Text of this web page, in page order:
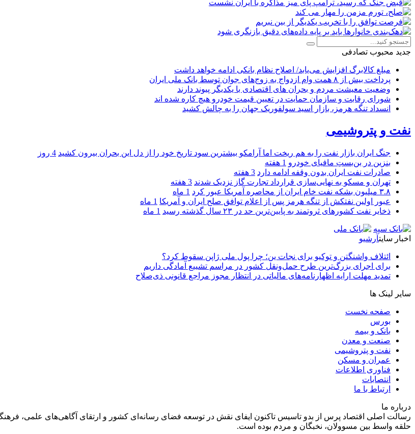
جدید محبوب تصادفی
مبلغ کالابرگ افزایش می‌یابد/ اصلاح نظام بانکی ادامه خواهد داشت
پرداخت بیش از ۸ همت وام ازدواج به زوج‌های جوان توسط بانک ملی ایران
وضعیت معیشت مردم و بحران های اقتصادی با یکدیگر پیوند دارند
شورای رقابت و سازمان حمایت در تعیین قیمت خودرو هیچ کاره شده اند
انسداد تنگه هرمز، بازار اسید سولفوریک جهان را به چالش کشید
نفت و پتروشیمی
جنگ ایران بازار نفت را به هم ریخت اما آرامکو بیشترین سود تاریخ خود را از دل این بحران بیرون کشید 4 روز
بنزین در بن‌بستِ مافیای خودرو 1 هفته
صادرات نفت ایران بدون وقفه ادامه دارد 3 هفته
تهران و مسکو به نهایی‌سازی قرارداد تجارت گاز نزدیک شدند 3 هفته
۳.۸ میلیون بشکه نفت خام ایران از محاصره آمریکا عبور کرد
1 ماه
عبور اولین نفتکش از تنگه هرمز پس از اعلام توافق صلح ایران و آمریکا 1 ماه
ذخایر نفت کشورهای ثروتمند به پایین‌ترین حد در ۲۳ سال گذشته رسید
1 ماه
اخبار سایتآرشیو
ائتلاف واشنگتن و توکیو برای نجات ین؛ چرا پول ملی ژاپن سقوط کرد؟
برای اجرای بزرگ‌ترین طرح حمل‌ونقل کشور در مراسم تشییع آمادگی داریم
تمدید مهلت ارایه اظهارنامه‌های مالیاتی در انتظار مجوز مراجع قانونی ذی‌‏صلاح
سایر لینک ها
صفحه نخست
بورس
بانک و بیمه
صنعت و معدن
نفت و پتروشیمی
عمران و مسکن
فناوری اطلاعات
انتصابات
ارتباط با ما
درباره ما
رسالت اصلی اقتصاد پرس از بدو تاسیس تاکنون ایفای نقش در توسعه فضای رسانه‌ای کشور و ارتقای آگاهی‌های علمی،
حلقه واسط بین مسوولان، نخبگان و مردم بوده است.